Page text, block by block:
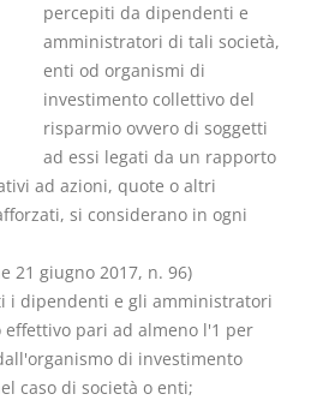
percepiti da dipendenti e
amministratori di tali società,
enti od organismi di
investimento collettivo del
risparmio ovvero di soggetti
ad essi legati da un rapporto
ad azioni, quote o altri
si considerano in ogni
21 giugno 2017, n. 96)
i dipendenti e gli amministratori
pari ad almeno l'1 per
di investimento
caso di società o enti;
D. Minussi
Versione ebook€ 5,99
(iva incl.)